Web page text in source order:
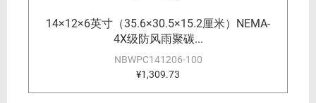
14×12×6英寸（35.6×30.5×15.2厘米）NEMA-
4X级防风雨聚碳...
NBWPC141206-100
¥1,309.73